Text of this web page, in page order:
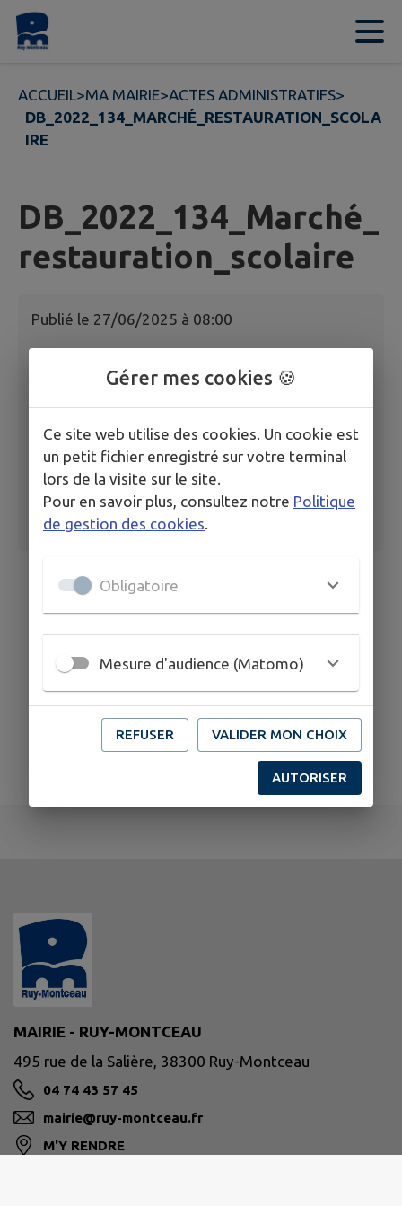
Contenu
ACCUEIL>MA MAIRIE>ACTES ADMINISTRATIFS>
DB_2022_134_MARCHÉ_RESTAURATION_SCOLA
IRE
DB_2022_134_Marché_
restauration_scolaire
Publié le 27/06/2025 à 08:00
DB_2022_134_Marché_restauration_scolaire
MAIRIE - RUY-MONTCEAU
495 rue de la Salière, 38300 Ruy-Montceau
04 74 43 57 45
mairie@ruy-montceau.fr
M'Y RENDRE
Gérer mes cookies 🍪
Ce site web utilise des cookies. Un cookie est
un petit fichier enregistré sur votre terminal
lors de la visite sur le site.
Pour en savoir plus, consultez notre Politique
de gestion des cookies.
Obligatoire
Mesure d'audience (Matomo)
REFUSER VALIDER MON CHOIX
AUTORISER